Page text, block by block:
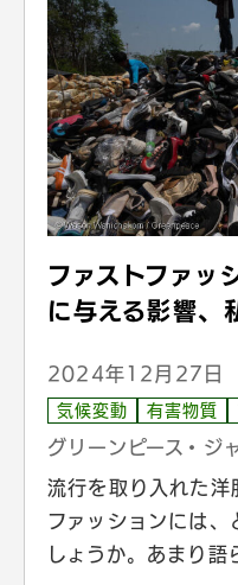
ファストファッ
に与える影響、
2024年12月27日
気候変動 有害物質
グリーンピース・ジ
流行を取り入れた洋
ファッションには、
しょうか。あまり